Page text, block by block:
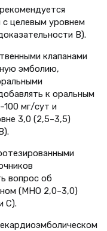
с целевым уровнем
В).
клапанами
эмболию,
к оральным
мг/сут и
3,0 (2,5–3,5)
вопрос об
(МНО 2,0–3,0)
C).